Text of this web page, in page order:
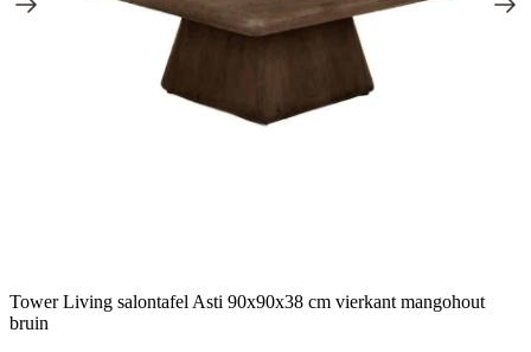
Tower Living salontafel Asti 90x90x38 cm vierkant mangohout
bruin